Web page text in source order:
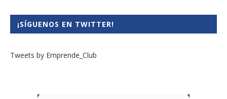
¡SÍGUENOS EN TWITTER!
Tweets by Emprende_Club